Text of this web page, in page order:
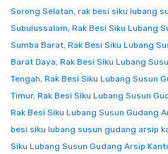
Sorong Selatan, rak besi siku lubang
Subulussalam, Rak Besi Siku Lubang
Sumba Barat, Rak Besi Siku Lubang
Barat Daya, Rak Besi Siku Lubang
Tengah, Rak Besi Siku Lubang Susun
Timur, Rak Besi Siku Lubang Susun
Rak Besi Siku Lubang Susun Gudang
besi siku lubang susun gudang arsip
Siku Lubang Susun Gudang Arsip